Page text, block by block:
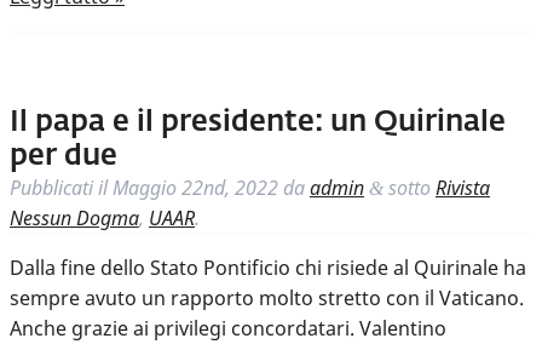
Il papa e il presidente: un Quirinale
per due
Pubblicati ilMaggio 22nd, 2022 daadmin & sotto Rivista
Nessun Dogma, UAAR.
Dalla fine dello Stato Pontificio chi risiede al Quirinale ha
sempre avuto un rapporto molto stretto con il Vaticano.
Anche grazie ai privilegi concordatari. Valentino